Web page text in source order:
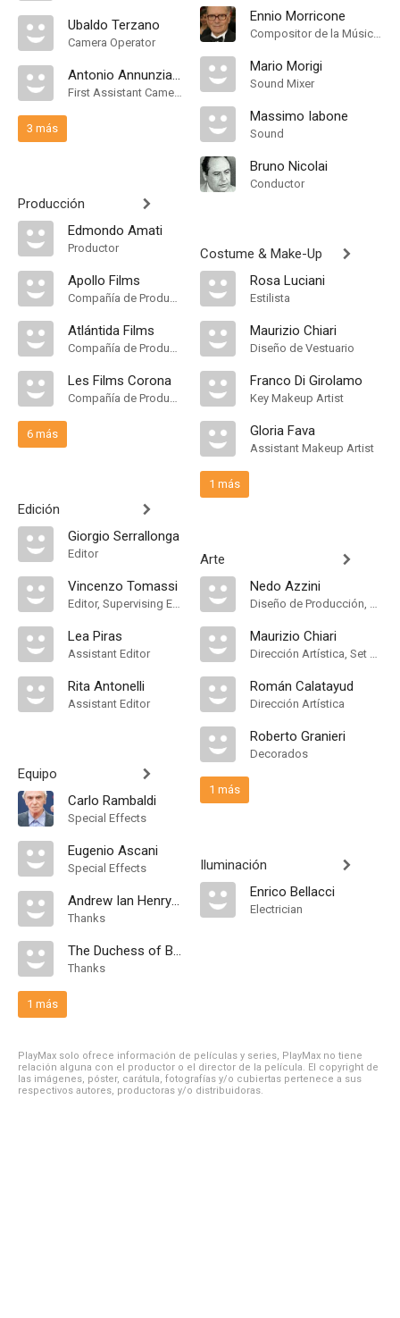
Ubaldo Terzano
Camera Operator
Antonio Annunziata
First Assistant Camera
3 más
Producción
Edmondo Amati
Productor
Apollo Films
Compañía de Produccion
Atlántida Films
Compañía de Produccion
Les Films Corona
Compañía de Produccion
6 más
Edición
Giorgio Serrallonga
Editor
Vincenzo Tomassi
Editor, Supervising Editor
Lea Piras
Assistant Editor
Rita Antonelli
Assistant Editor
Equipo
Carlo Rambaldi
Special Effects
Eugenio Ascani
Special Effects
Andrew Ian Henry Russell
Thanks
The Duchess of Bedford
Thanks
1 más
Ennio Morricone
Compositor de la Música Original
Mario Morigi
Sound Mixer
Massimo Iabone
Sound
Bruno Nicolai
Conductor
Costume & Make-Up
Rosa Luciani
Estilista
Maurizio Chiari
Diseño de Vestuario
Franco Di Girolamo
Key Makeup Artist
Gloria Fava
Assistant Makeup Artist
1 más
Arte
Nedo Azzini
Diseño de Producción, Decorados
Maurizio Chiari
Dirección Artística, Set Designer
Román Calatayud
Dirección Artística
Roberto Granieri
Decorados
1 más
Iluminación
Enrico Bellacci
Electrician
PlayMax solo ofrece información de películas y series, PlayMax no tiene
relación alguna con el productor o el director de la película. El copyright de
las imágenes, póster, carátula, fotografías y/o cubiertas pertenece a sus
respectivos autores, productoras y/o distribuidoras.